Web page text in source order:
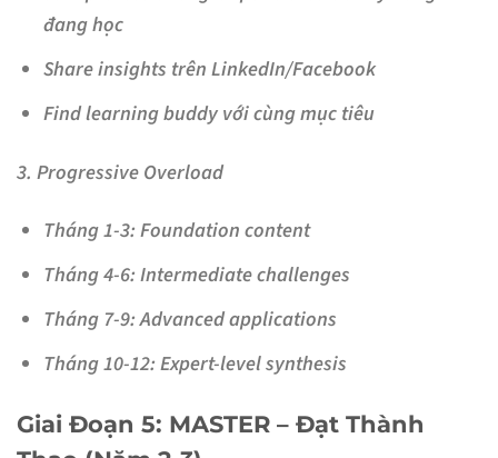
đang học
Share insights trên LinkedIn/Facebook
Find learning buddy với cùng mục tiêu
3. Progressive Overload
Tháng 1-3: Foundation content
Tháng 4-6: Intermediate challenges
Tháng 7-9: Advanced applications
Tháng 10-12: Expert-level synthesis
Giai Đoạn 5: MASTER – Đạt Thành